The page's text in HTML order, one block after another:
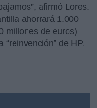
afirmó Lores.
ahorrará 1.000
millones de euros)
de HP.